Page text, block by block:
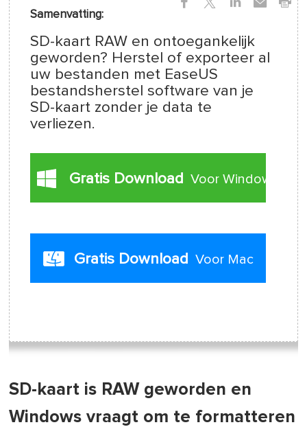
Samenvatting:
SD-kaart RAW en ontoegankelijk
geworden? Herstel of exporteer al
uw bestanden met EaseUS
bestandsherstel software van je
SD-kaart zonder je data te
verliezen.
Gratis Download Voor Windows
Gratis Download Voor Mac
SD-kaart is RAW geworden en
Windows vraagt om te formatteren